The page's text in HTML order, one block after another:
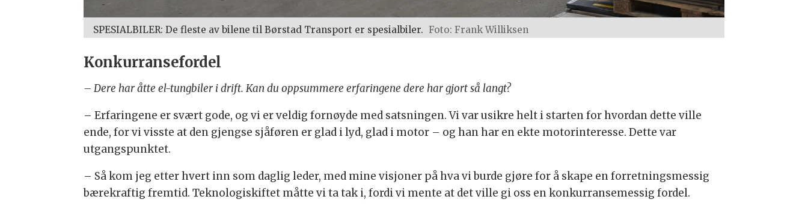
SPESIALBILER: De fleste av bilene til Børstad Transport er spesialbiler. Foto: Frank Williksen
Konkurransefordel
– Dere har åtte el-tungbiler i drift. Kan du oppsummere erfaringene dere har gjort så langt?
– Erfaringene er svært gode, og vi er veldig fornøyde med satsningen. Vi var usikre helt i starten for hvordan dette ville
ende, for vi visste at den gjengse sjåføren er glad i lyd, glad i motor – og han har en ekte motorinteresse. Dette var
utgangspunktet.
– Så kom jeg etter hvert inn som daglig leder, med mine visjoner på hva vi burde gjøre for å skape en forretningsmessig
bærekraftig fremtid. Teknologiskiftet måtte vi ta tak i, fordi vi mente at det ville gi oss en konkurransemessig fordel.